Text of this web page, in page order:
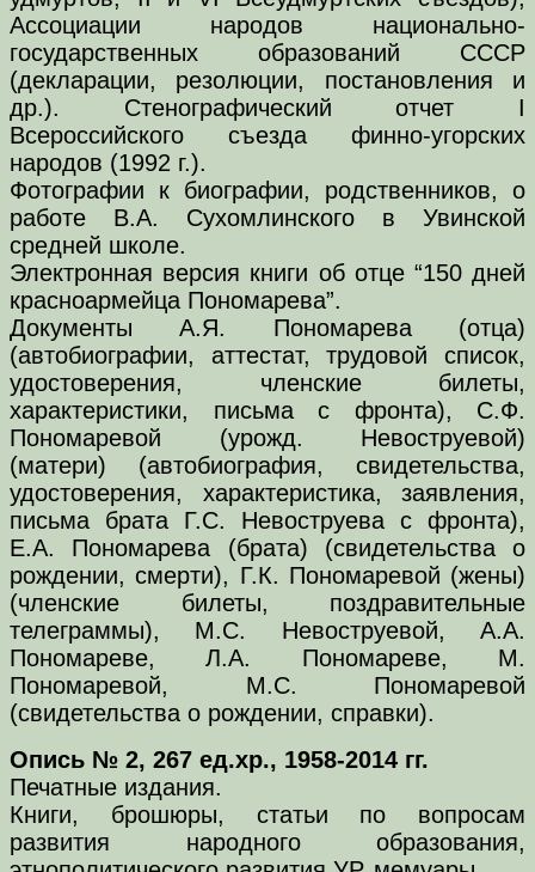
Ассоциации народов национально-
государственных образований СССР
(декларации, резолюции, постановления и
др.). Стенографический отчет I
Всероссийского съезда финно-угорских
народов (1992 г.).
Фотографии к биографии, родственников, о
работе В.А. Сухомлинского в Увинской
средней школе.
Электронная версия книги об отце “150 дней
красноармейца Пономарева”.
Документы А.Я. Пономарева (отца)
(автобиографии, аттестат, трудовой список,
удостоверения, членские билеты,
характеристики, письма с фронта), С.Ф.
Пономаревой (урожд. Невоструевой)
(матери) (автобиография, свидетельства,
удостоверения, характеристика, заявления,
письма брата Г.С. Невоструева с фронта),
Е.А. Пономарева (брата) (свидетельства о
рождении, смерти), Г.К. Пономаревой (жены)
(членские билеты, поздравительные
телеграммы), М.С. Невоструевой, А.А.
Пономареве, Л.А. Пономареве, М.
Пономаревой, М.С. Пономаревой
(свидетельства о рождении, справки).
Опись № 2, 267 ед.хр., 1958-2014 гг.
Печатные издания.
Книги, брошюры, статьи по вопросам
развития народного образования,